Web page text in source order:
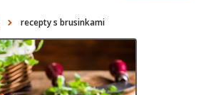
recepty s brusinkami